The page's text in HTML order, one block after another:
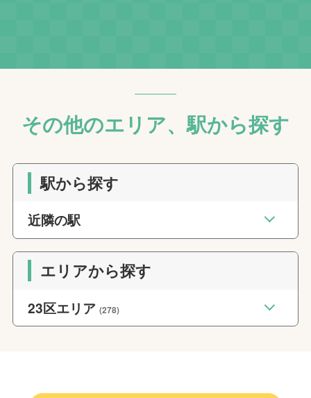
その他のエリア、駅から探す
駅から探す
近隣の駅
エリアから探す
23区エリア(278)